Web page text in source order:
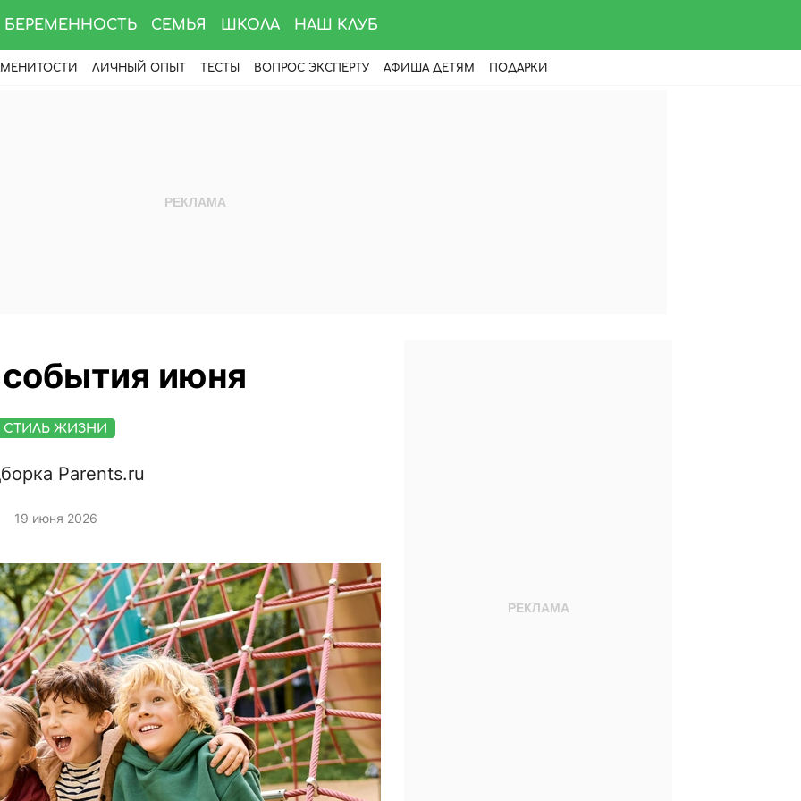
БЕРЕМЕННОСТЬ СЕМЬЯ ШКОЛА НАШ КЛУБ
ЛИЧНЫЙ ОПЫТ ТЕСТЫ ВОПРОС ЭКСПЕРТУ АФИША ДЕТЯМ ПОДАРКИ
июня
СТИЛЬ ЖИЗНИ
Parents.ru
19 июня 2026